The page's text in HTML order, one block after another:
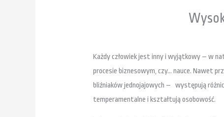
Każdy człowiek jest inny i wyjątkowy – w
procesie biznesowym, czy… nauce. Nawet
bliźniaków jednojajowych – występują
temperamentalne i kształtują osobowość.